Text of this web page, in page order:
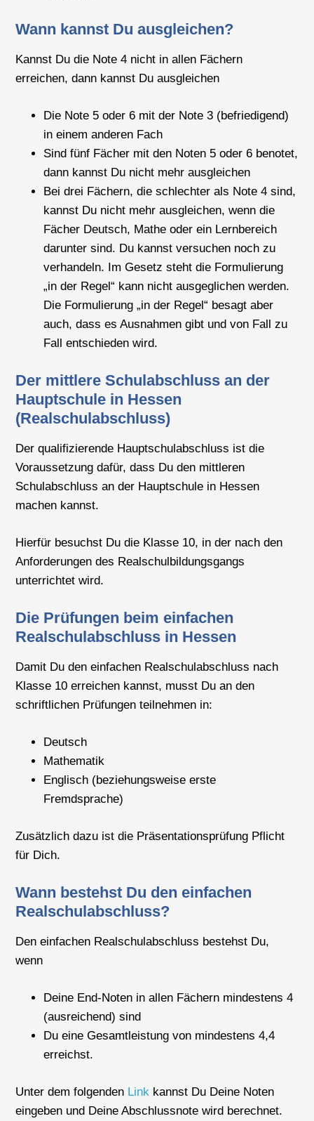
Wann kannst Du ausgleichen?
Kannst Du die Note 4 nicht in allen Fächern
erreichen, dann kannst Du ausgleichen
Die Note 5 oder 6 mit der Note 3 (befriedigend)
in einem anderen Fach
Sind fünf Fächer mit den Noten 5 oder 6 benotet,
dann kannst Du nicht mehr ausgleichen
Bei drei Fächern, die schlechter als Note 4 sind,
kannst Du nicht mehr ausgleichen, wenn die
Fächer Deutsch, Mathe oder ein Lernbereich
darunter sind. Du kannst versuchen noch zu
verhandeln. Im Gesetz steht die Formulierung
„in der Regel“ kann nicht ausgeglichen werden.
Die Formulierung „in der Regel“ besagt aber
auch, dass es Ausnahmen gibt und von Fall zu
Fall entschieden wird.
Der mittlere Schulabschluss an der
Hauptschule in Hessen
(Realschulabschluss)
Der qualifizierende Hauptschulabschluss ist die
Voraussetzung dafür, dass Du den mittleren
Schulabschluss an der Hauptschule in Hessen
machen kannst.
Hierfür besuchst Du die Klasse 10, in der nach den
Anforderungen des Realschulbildungsgangs
unterrichtet wird.
Die Prüfungen beim einfachen
Realschulabschluss in Hessen
Damit Du den einfachen Realschulabschluss nach
Klasse 10 erreichen kannst, musst Du an den
schriftlichen Prüfungen teilnehmen in:
Deutsch
Mathematik
Englisch (beziehungsweise erste
Fremdsprache)
Zusätzlich dazu ist die Präsentationsprüfung Pflicht
für Dich.
Wann bestehst Du den einfachen
Realschulabschluss?
Den einfachen Realschulabschluss bestehst Du,
wenn
Deine End-Noten in allen Fächern mindestens 4
(ausreichend) sind
Du eine Gesamtleistung von mindestens 4,4
erreichst.
Unter dem folgenden Link kannst Du Deine Noten
eingeben und Deine Abschlussnote wird berechnet.